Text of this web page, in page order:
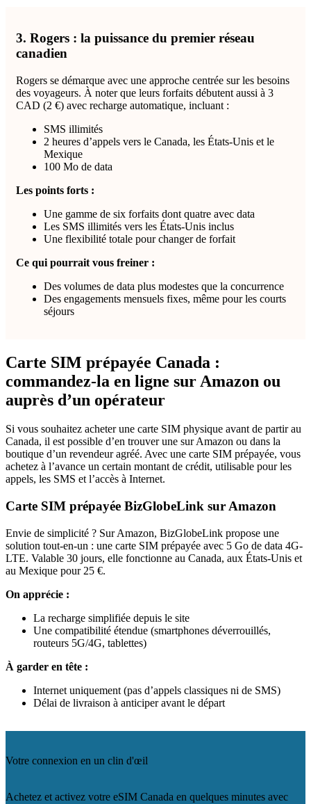
3. Rogers : la puissance du premier réseau
canadien
Rogers se démarque avec une approche centrée sur les besoins
des voyageurs. À noter que leurs forfaits débutent aussi à 3
CAD (2 €) avec recharge automatique, incluant :
SMS illimités
2 heures d’appels vers le Canada, les États-Unis et le
Mexique
100 Mo de data
Les points forts :
Une gamme de six forfaits dont quatre avec data
Les SMS illimités vers les États-Unis inclus
Une flexibilité totale pour changer de forfait
Ce qui pourrait vous freiner :
Des volumes de data plus modestes que la concurrence
Des engagements mensuels fixes, même pour les courts
séjours
Carte SIM prépayée Canada :
commandez-la en ligne sur Amazon ou
auprès d’un opérateur
Si vous souhaitez acheter une carte SIM physique avant de partir au
Canada, il est possible d’en trouver une sur Amazon ou dans la
boutique d’un revendeur agréé. Avec une carte SIM prépayée, vous
achetez à l’avance un certain montant de crédit, utilisable pour les
appels, les SMS et l’accès à Internet.
Carte SIM prépayée BizGlobeLink sur Amazon
Envie de simplicité ? Sur Amazon, BizGlobeLink propose une
solution tout-en-un : une carte SIM prépayée avec 5 Go de data 4G-
LTE. Valable 30 jours, elle fonctionne au Canada, aux États-Unis et
au Mexique pour 25 €.
On apprécie :
La recharge simplifiée depuis le site
Une compatibilité étendue (smartphones déverrouillés,
routeurs 5G/4G, tablettes)
À garder en tête :
Internet uniquement (pas d’appels classiques ni de SMS)
Délai de livraison à anticiper avant le départ
Votre connexion en un clin d'œil
Achetez et activez votre eSIM Canada en quelques minutes avec